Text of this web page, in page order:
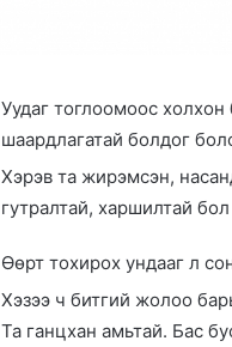
Уудаг тоглоомоос
шаардлагатай болдог
Хэрэв та жирэмсэн,
гутралтай, харшилтай
Өөрт тохирох ундааг л
Хэзээ ч битгий жолоо
Та ганцхан амьтай. Бас